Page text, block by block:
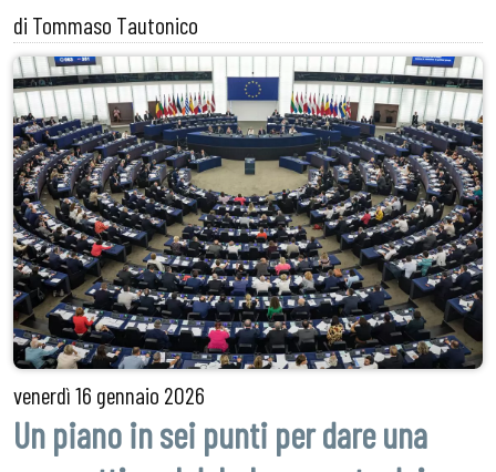
di Tommaso Tautonico
venerdì16 gennaio 2026
Un piano in sei punti per dare una